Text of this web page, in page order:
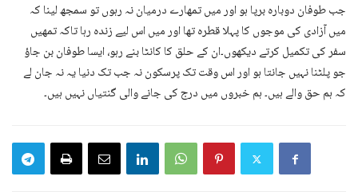
جب طوفان دوبارہ برپا ہو اور میں تمھارے درمیان نہ رہوں تو سمجھ لینا کہ
میں آزادی کی موجوں کا پہلا قطرہ تھا اور میں اس لیے زندہ رہا تاکہ تمھیں
سفر کی تکمیل کرتے دیکھوں۔ان کے حلق کا کانٹا بنے رہو، ایسا طوفان بن جاؤ
جو پلٹنا نہیں جانتا ہو اور اس وقت تک پرسکون نہ جب تک دنیا یہ نہ جان لے
کہ ہم حق والے ہیں۔ ہم خبروں میں درج کی جانے والی گنتیاں نہیں ہیں۔